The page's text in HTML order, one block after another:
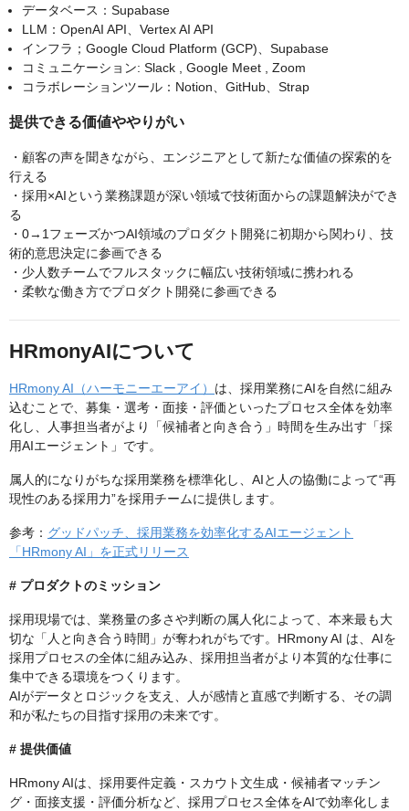
データベース：Supabase
LLM：OpenAI API、Vertex AI API
インフラ；Google Cloud Platform (GCP)、Supabase
コミュニケーション: Slack , Google Meet , Zoom
コラボレーションツール：Notion、GitHub、Strap
提供できる価値ややりがい
・顧客の声を聞きながら、エンジニアとして新たな価値の探索的を
行える
・採用×AIという業務課題が深い領域で技術面からの課題解決ができ
る
・0→1フェーズかつAI領域のプロダクト開発に初期から関わり、技
術的意思決定に参画できる
・少人数チームでフルスタックに幅広い技術領域に携われる
・柔軟な働き方でプロダクト開発に参画できる
HRmonyAIについて
HRmony AI（ハーモニーエーアイ） は、採用業務にAIを自然に組み
込むことで、募集・選考・面接・評価といったプロセス全体を効率
化し、人事担当者がより「候補者と向き合う」時間を生み出す「採
用AIエージェント」です。
属人的になりがちな採用業務を標準化し、AIと人の協働によって“再
現性のある採用力”を採用チームに提供します。
参考： グッドパッチ、採用業務を効率化するAIエージェント
「HRmony AI」を正式リリース
# プロダクトのミッション
採用現場では、業務量の多さや判断の属人化によって、本来最も大
切な「人と向き合う時間」が奪われがちです。HRmony AI は、AIを
採用プロセスの全体に組み込み、採用担当者がより本質的な仕事に
集中できる環境をつくります。
AIがデータとロジックを支え、人が感情と直感で判断する、その調
和が私たちの目指す採用の未来です。
# 提供価値
HRmony AIは、採用要件定義・スカウト文生成・候補者マッチン
グ・面接支援・評価分析など、採用プロセス全体をAIで効率化しま